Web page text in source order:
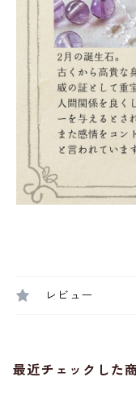
レビュー
最近チェックした